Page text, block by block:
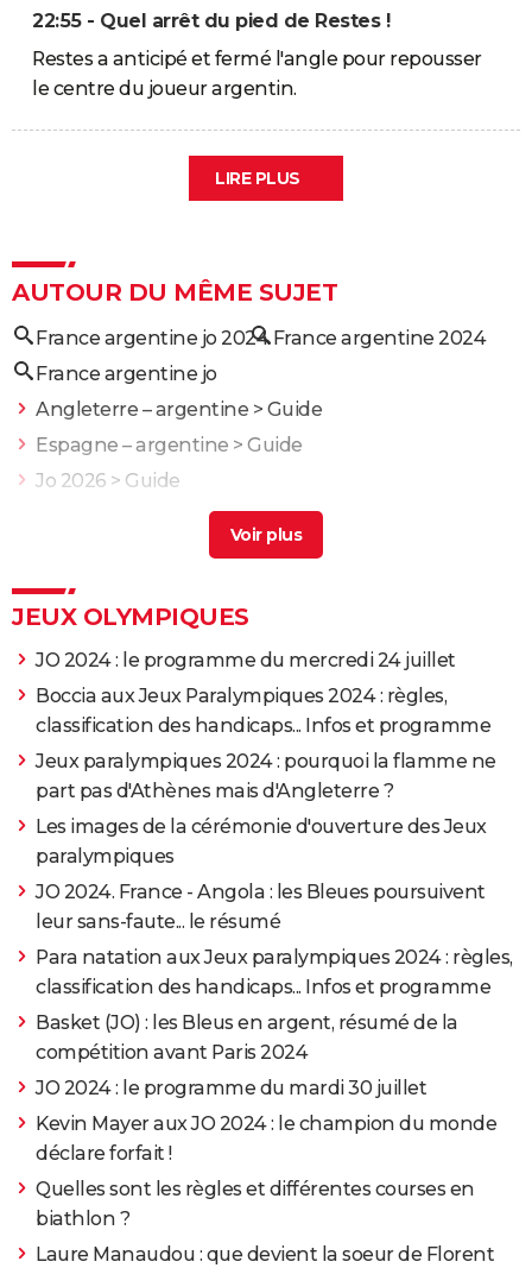
22:55 - Quel arrêt du pied de Restes !
Restes a anticipé et fermé l'angle pour repousser
le centre du joueur argentin.
LIRE PLUS
AUTOUR DU MÊME SUJET
France argentine jo 2024 France argentine 2024
France argentine jo
Angleterre – argentine > Guide
Espagne – argentine > Guide
Jo 2026 > Guide
> Guide
Tableau des medailles jo 2026
> Guide
JEUX OLYMPIQUES
JO 2024 : le programme du mercredi 24 juillet
Boccia aux Jeux Paralympiques 2024 : règles,
classification des handicaps... Infos et programme
Jeux paralympiques 2024 : pourquoi la flamme ne
part pas d'Athènes mais d'Angleterre ?
Les images de la cérémonie d'ouverture des Jeux
paralympiques
JO 2024. France - Angola : les Bleues poursuivent
leur sans-faute... le résumé
Para natation aux Jeux paralympiques 2024 : règles,
classification des handicaps... Infos et programme
Basket (JO) : les Bleus en argent, résumé de la
compétition avant Paris 2024
JO 2024 : le programme du mardi 30 juillet
Kevin Mayer aux JO 2024 : le champion du monde
déclare forfait !
Quelles sont les règles et différentes courses en
biathlon ?
Laure Manaudou : que devient la soeur de Florent